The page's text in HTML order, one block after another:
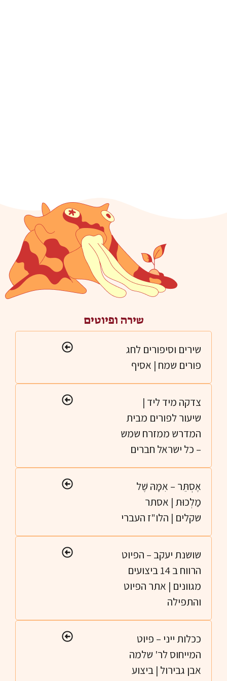
שירה ופיוטים
שירים וסיפורים לחג
פורים שמח | אסיף
צדקה מיד ליד |
שיעור לפורים מבית
המדרש ממזרח שמש
– כל ישראל חברים
אֶסְתֵּר – אִמָּהּ שֶׁל
מַלְכוּת | אסתר
שקלים | הלו"ז העברי
שושנת יעקב – הפיוט
הרווח ב 14 ביצועים
מגוונים | אתר הפיוט
והתפילה
ככלות ייני – פיוט
המייחוס לר' שלמה
אבן גבירול | ביצוע